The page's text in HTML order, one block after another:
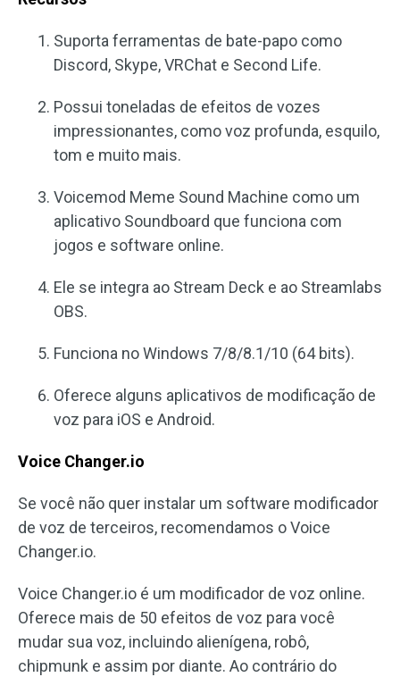
Suporta ferramentas de bate-papo como
Discord, Skype, VRChat e Second Life.
Possui toneladas de efeitos de vozes
impressionantes, como voz profunda, esquilo,
tom e muito mais.
Voicemod Meme Sound Machine como um
aplicativo Soundboard que funciona com
jogos e software online.
Ele se integra ao Stream Deck e ao Streamlabs
OBS.
Funciona no Windows 7/8/8.1/10 (64 bits).
Oferece alguns aplicativos de modificação de
voz para iOS e Android.
Voice Changer.io
Se você não quer instalar um software modificador
de voz de terceiros, recomendamos o Voice
Changer.io.
Voice Changer.io é um modificador de voz online.
Oferece mais de 50 efeitos de voz para você
mudar sua voz, incluindo alienígena, robô,
chipmunk e assim por diante. Ao contrário do